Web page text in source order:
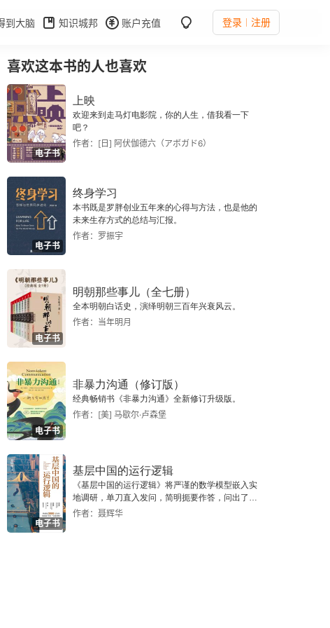
到大脑 知识城邦 账户充值 登录 注册
喜欢这本书的人也喜欢
电子书
上映
欢迎来到走马灯电影院，你的人生，借我看一下
吧？
作者：[日] 阿伏伽德六（アボガド6）
电子书
终身学习
本书既是罗胖创业五年来的心得与方法，也是他的
未来生存方式的总结与汇报。
作者：罗振宇
电子书
明朝那些事儿（全七册）
全本明朝白话史，演绎明朝三百年兴衰风云。
作者：当年明月
电子书
非暴力沟通（修订版）
经典畅销书《非暴力沟通》全新修订升级版。
作者：[美] 马歇尔·卢森堡
电子书
基层中国的运行逻辑
《基层中国的运行逻辑》将严谨的数学模型嵌入实
地调研，单刀直入发问，简明扼要作答，问出了一
个真实切近的基层中国。
作者：聂辉华